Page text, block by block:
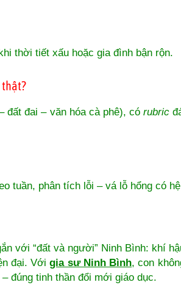
thời tiết xấu hoặc gia đình bận rộn.
thật?
đất đai – văn hóa cà phê), córubric
tuần, phân tích lỗi – vá lỗ hổng có
với “đất và người” Ninh Bình: khí
đại. Vớigia sư Ninh Bình, con
đúng tinh thần đổi mới giáo dục.